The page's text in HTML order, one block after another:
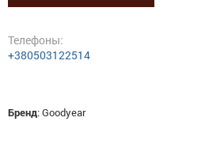
Телефоны:
+380503122514
Бренд:Goodyear